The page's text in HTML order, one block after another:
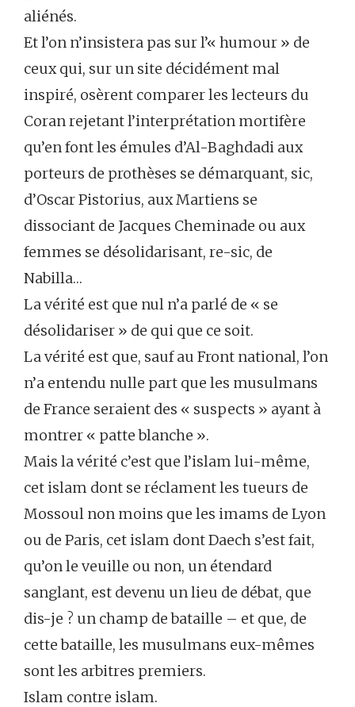
aliénés.
Et l’on n’insistera pas sur l’« humour » de
ceux qui, sur un site décidément mal
inspiré, osèrent comparer les lecteurs du
Coran rejetant l’interprétation mortifère
qu’en font les émules d’Al-Baghdadi aux
porteurs de prothèses se démarquant, sic,
d’Oscar Pistorius, aux Martiens se
dissociant de Jacques Cheminade ou aux
femmes se désolidarisant, re-sic, de
Nabilla…
La vérité est que nul n’a parlé de « se
désolidariser » de qui que ce soit.
La vérité est que, sauf au Front national, l’on
n’a entendu nulle part que les musulmans
de France seraient des « suspects » ayant à
montrer « patte blanche ».
Mais la vérité c’est que l’islam lui-même,
cet islam dont se réclament les tueurs de
Mossoul non moins que les imams de Lyon
ou de Paris, cet islam dont Daech s’est fait,
qu’on le veuille ou non, un étendard
sanglant, est devenu un lieu de débat, que
dis-je ? un champ de bataille – et que, de
cette bataille, les musulmans eux-mêmes
sont les arbitres premiers.
Islam contre islam.